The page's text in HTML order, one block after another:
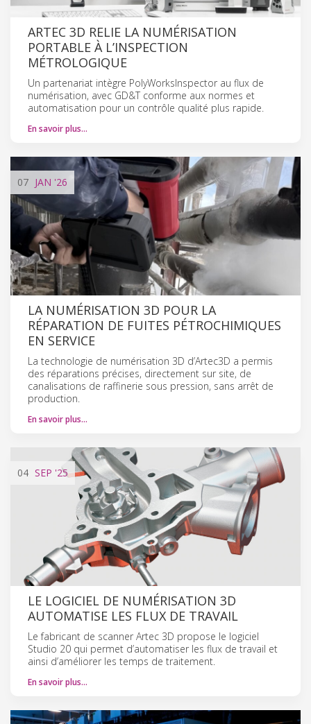
ARTEC 3D RELIE LA NUMÉRISATION
PORTABLE À L’INSPECTION
MÉTROLOGIQUE
Un partenariat intègre PolyWorksInspector au flux de
numérisation, avec GD&T conforme aux normes et
automatisation pour un contrôle qualité plus rapide.
En savoir plus…
07 JAN '26
LA NUMÉRISATION 3D POUR LA
RÉPARATION DE FUITES PÉTROCHIMIQUES
EN SERVICE
La technologie de numérisation 3D d’Artec3D a permis
des réparations précises, directement sur site, de
canalisations de raffinerie sous pression, sans arrêt de
production.
En savoir plus…
04 SEP '25
LE LOGICIEL DE NUMÉRISATION 3D
AUTOMATISE LES FLUX DE TRAVAIL
Le fabricant de scanner Artec 3D propose le logiciel
Studio 20 qui permet d’automatiser les flux de travail et
ainsi d’améliorer les temps de traitement.
En savoir plus…